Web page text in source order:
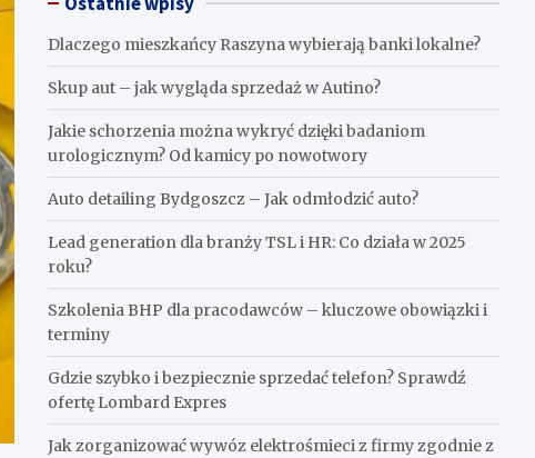
Dlaczego mieszkańcy Raszyna wybierają banki lokalne?
Skup aut – jak wygląda sprzedaż w Autino?
Jakie schorzenia można wykryć dzięki badaniom
urologicznym? Od kamicy po nowotwory
Auto detailing Bydgoszcz – Jak odmłodzić auto?
Lead generation dla branży TSL i HR: Co działa w 2025
roku?
Szkolenia BHP dla pracodawców – kluczowe obowiązki i
terminy
Gdzie szybko i bezpiecznie sprzedać telefon? Sprawdź
ofertę Lombard Expres
Jak zorganizować wywóz elektrośmieci z firmy zgodnie z